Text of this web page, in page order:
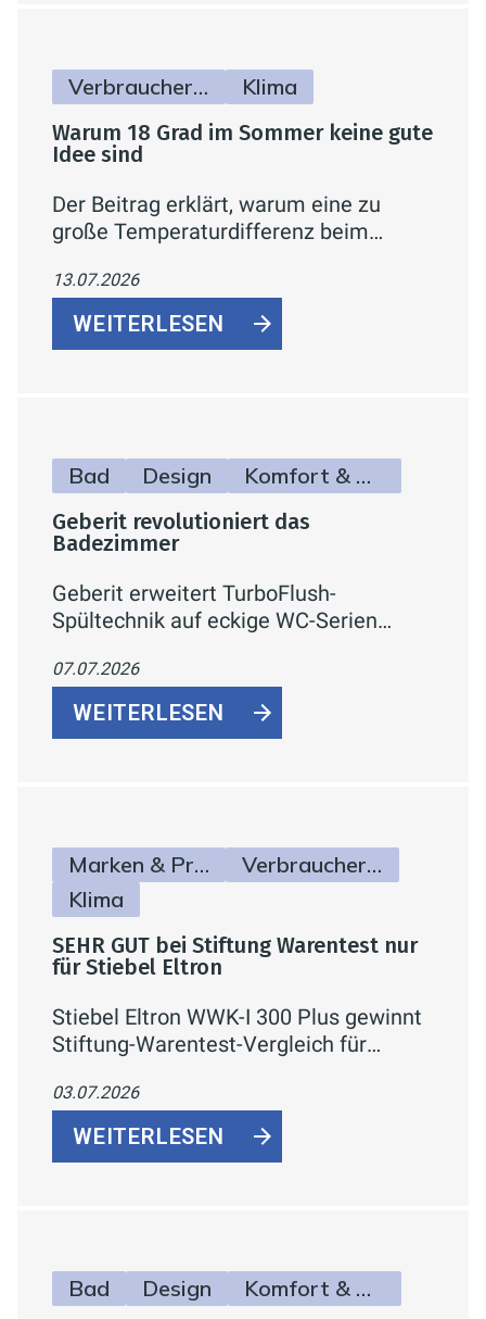
Verbraucherinfos Klima
Warum 18 Grad im Sommer keine gute
Idee sind
Der Beitrag erklärt, warum eine zu
große Temperaturdifferenz beim
energetisch ungünstig ist, und gibt
konkrete Tipps zur sinnvollen
Einstellung der Klimaanlage.
13.07.2026
WEITERLESEN
Bad Design Komfort & Hygiene
Geberit revolutioniert das
Badezimmer
Geberit erweitert TurboFlush-
Spültechnik auf eckige WC-Serien
Spülung, spülrandlos und
reinigungsfreundlich
07.07.2026
WEITERLESEN
Marken & Produkte
Verbraucherinfos
Klima
SEHR GUT bei Stiftung Warentest nur
für Stiebel Eltron
Stiebel Eltron WWK-I 300 Plus gewinnt
Stiftung-Warentest-Vergleich für
„SEHR GUT" (1,5) und dem Titel
„Preistipp" – bestes Ergebnis bei
Effizienz und Lautstärke.
03.07.2026
WEITERLESEN
Bad Design Komfort & Hygiene